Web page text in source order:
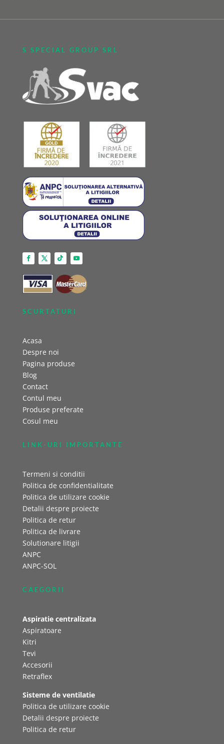
S SPECIAL GROUP SRL
SCURTATURI
Acasa
Despre noi
Pagina produse
Blog
Contact
Contul meu
Produse preferate
Cosul meu
LINK-URI IMPORTANTE
Termeni si conditii
Politica de confidentialitate
Politica de utilizare cookie
Detalii despre proiecte
Politica de retur
Politica de livrare
Solutionare litigii
ANPC
ANPC-SOL
CAEGORII
Aspiratie centralizata
Aspiratoare
Kitri
Tevi
Accesorii
Retraflex
Sisteme de ventilatie
Politica de utilizare cookie
Detalii despre proiecte
Politica de retur